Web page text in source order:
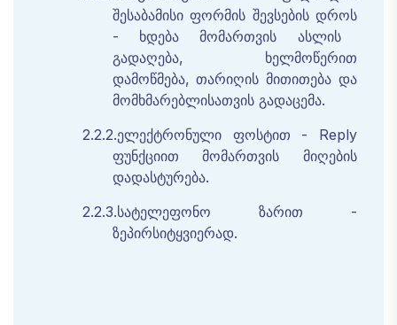
შესაბამისი ფორმის შევსების დროს
- ხდება მომართვის
ასლის
გადაღება, ხელმოწერით
დამოწმება,თარიღის მითითება და
მომხმარებლისათვის გადაცემა.
2.2.2.ელექტრონული ფოსტით - Reply
ფუნქციით
მომართვის
მიღების
დადასტურება.
2.2.3.სატელეფონო ზარით -
ზეპირსიტყვიერად.